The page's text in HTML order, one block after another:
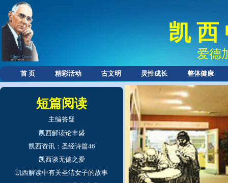
首 页 精彩活动 古文明 灵性成长 整体健康
凯 西
爱德
短篇阅读
主编答疑
凯西解读论丰盛
凯西资讯：圣经诗篇46
凯西谈无偏之爱
凯西解读中有关圣洁女子的故事